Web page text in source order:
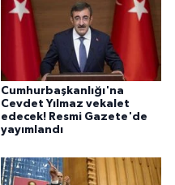
Cumhurbaşkanlığı'na
Cevdet Yılmaz vekalet
edecek! Resmi Gazete'de
yayımlandı